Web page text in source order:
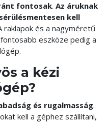
fontosak. Az áruknak
kell
raklapok és a nagyméretű
eszköze pedig a
a kézi
és rugalmasság.
kell a géphez szállítani,